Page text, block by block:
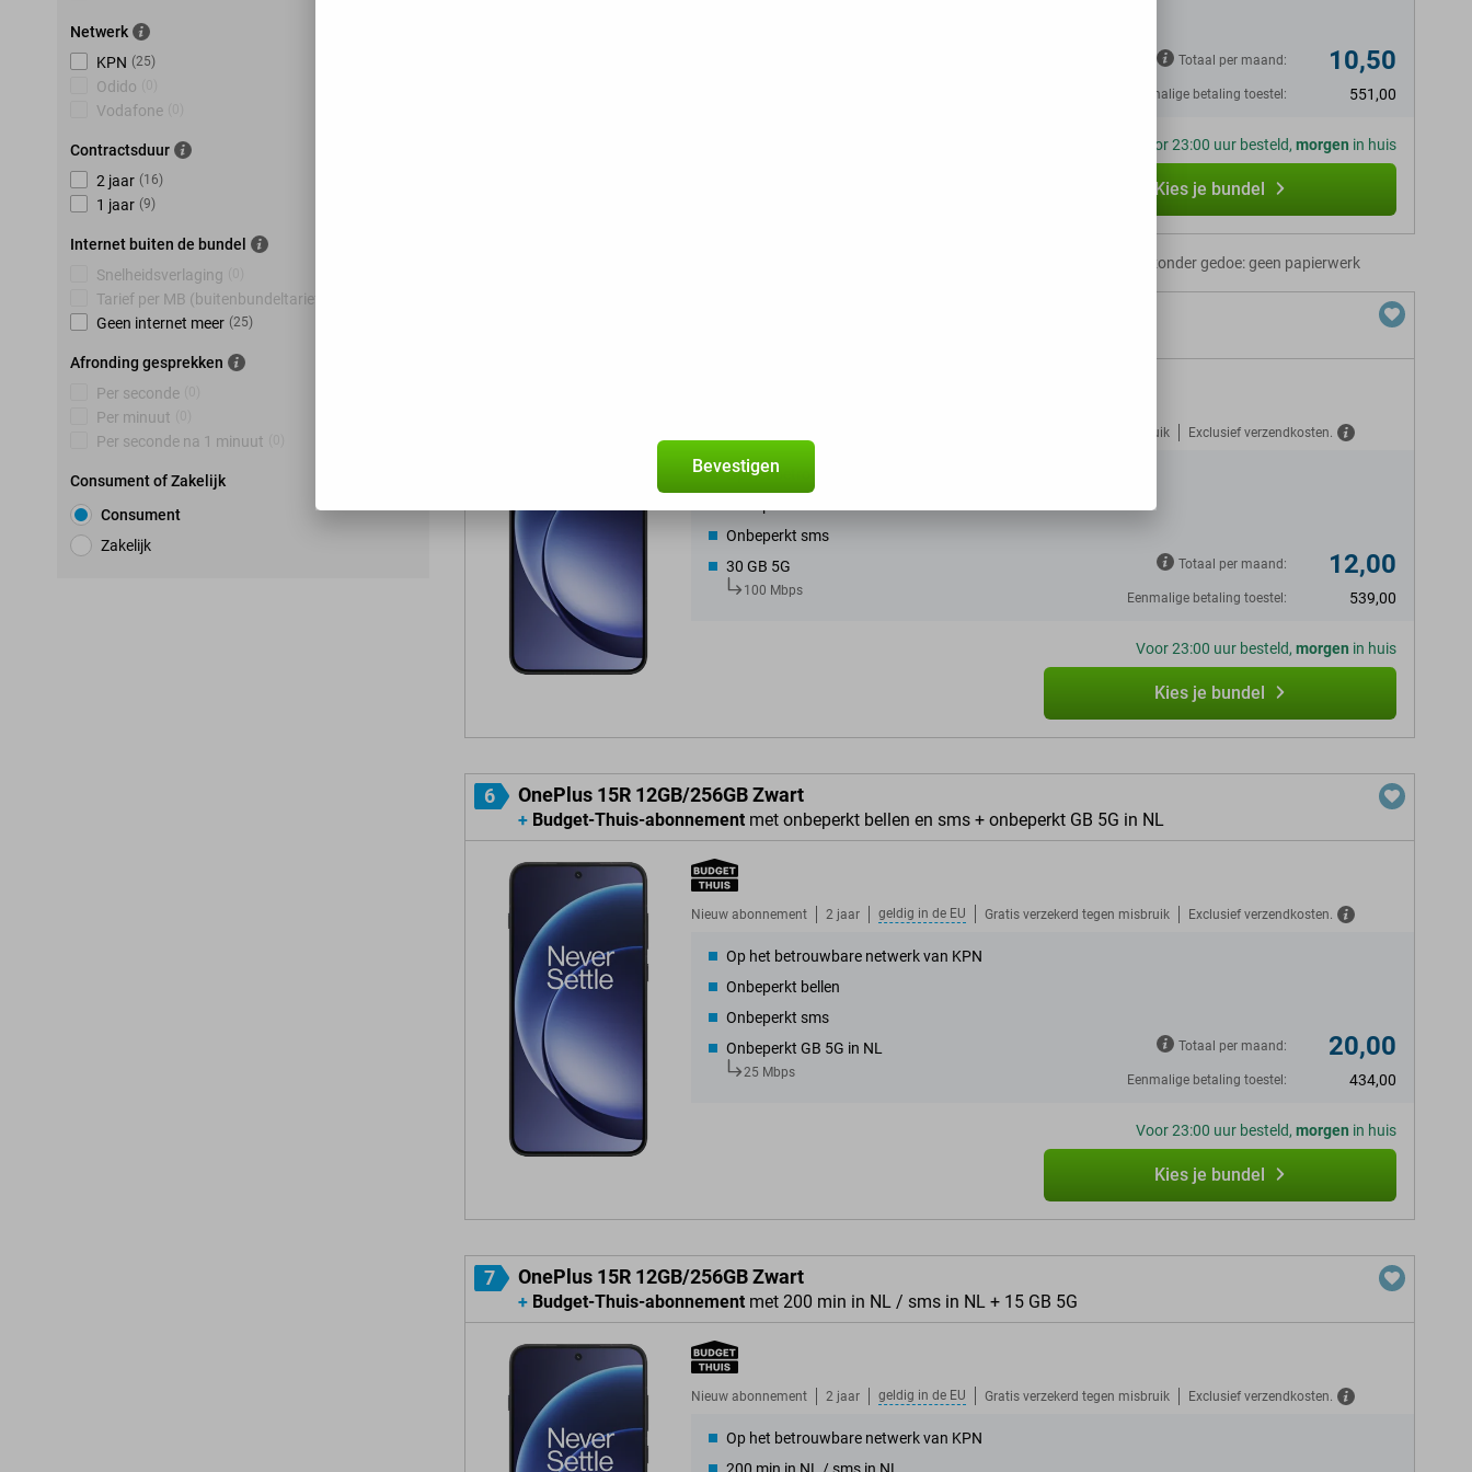
Netwerk
KPN (25)
Odido
Vodafone
Contractsduur
2 jaar (16)
1 jaar (9)
Internet buiten de bundel
Snelheidsverlaging
Tarief per MB (buitenbundeltarief)
Geen internet meer (25)
Afronding gesprekken
Per seconde
Per minuut
Per seconde na 1 minuut
Consument of Zakelijk
Consument
Zakelijk
Totaal per maand: 10,50
Eenmalige betaling toestel: 551,00
Voor 23:00 uur besteld, morgen in huis
Kies je bundel
Abonnement zonder gedoe: geen papierwerk
Gratis verzekerd tegen misbruik Exclusief verzendkosten.
Op het betrouwbare netwerk van KPN
Onbeperkt sms
30 GB 5G
100 Mbps
Totaal per maand: 12,00
Eenmalige betaling toestel: 539,00
Voor 23:00 uur besteld, morgen in huis
Kies je bundel
6 OnePlus 15R 12GB/256GB Zwart
+ Budget-Thuis-abonnement met onbeperkt bellen en sms + onbeperkt GB 5G in NL
Nieuw abonnement 2 jaar geldig in de EU Gratis verzekerd tegen misbruik Exclusief verzendkosten.
Op het betrouwbare netwerk van KPN
Onbeperkt bellen
Onbeperkt sms
Onbeperkt GB 5G in NL
25 Mbps
Totaal per maand: 20,00
Eenmalige betaling toestel: 434,00
Voor 23:00 uur besteld, morgen in huis
Kies je bundel
7 OnePlus 15R 12GB/256GB Zwart
+ Budget-Thuis-abonnement met 200 min in NL / sms in NL + 15 GB 5G
Nieuw abonnement 2 jaar geldig in de EU Gratis verzekerd tegen misbruik Exclusief verzendkosten.
Op het betrouwbare netwerk van KPN
Bevestigen